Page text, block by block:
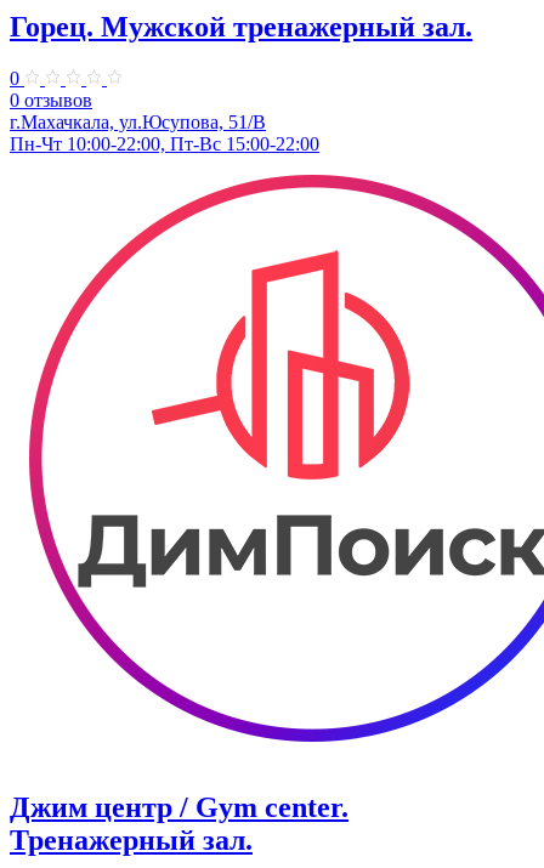
Горец. Мужской тренажерный зал.
0
0 отзывов
г.Махачкала, ул.​Юсупова, 51/В
Пн-Чт 10:00-22:00, Пт-Вс 15:00-22:00
Джим центр / Gym center.
Тренажерный зал.